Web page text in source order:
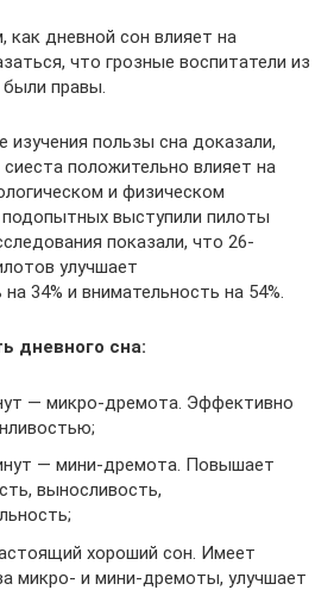
как дневной сон влияет на
что грозные воспитатели из
правы.
изучения пользы сна доказали,
положительно влияет на
и физическом
подопытных выступили пилоты
показали, что 26-
улучшает
34% и внимательность на 54%.
дневного сна:
— микро-дремота. Эффективно
— мини-дремота. Повышает
выносливость,
хороший сон. Имеет
микро- и мини-дремоты, улучшает